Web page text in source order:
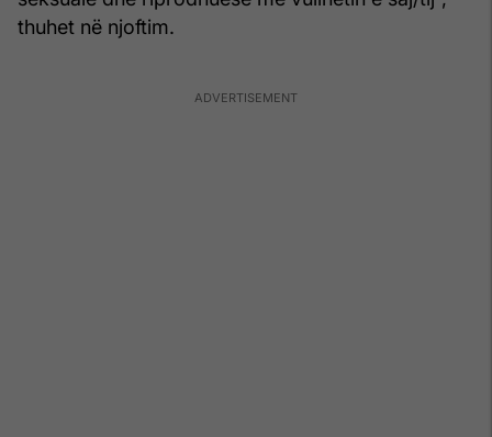
thuhet në njoftim.